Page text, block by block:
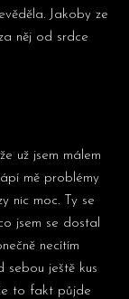
Jakoby ze
něj od srdce
už jsem málem
mě problémy
nic moc. Ty se
jsem se dostal
necítím
sebou ještě kus
to fakt půjde